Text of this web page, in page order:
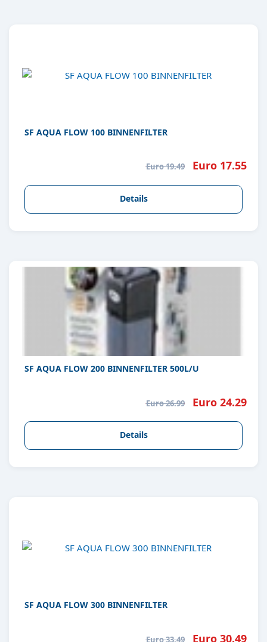
SF AQUA FLOW 100 BINNENFILTER
Euro 19.49 Euro 17.55
Details
SF AQUA FLOW 200 BINNENFILTER 500L/U
Euro 26.99 Euro 24.29
Details
SF AQUA FLOW 300 BINNENFILTER
Euro 33.49 Euro 30.49